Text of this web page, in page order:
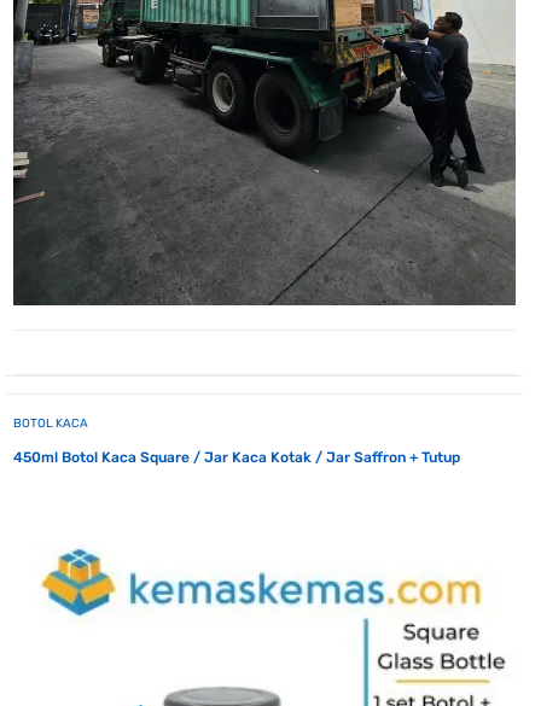
BOTOL KACA
450ml Botol Kaca Square / Jar Kaca Kotak / Jar Saffron + Tutup